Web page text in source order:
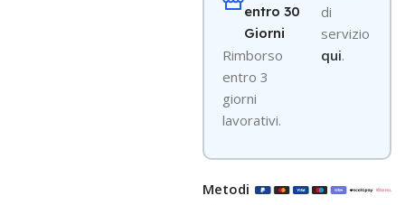
entro 30
Giorni
Rimborso
entro 3
giorni
lavorativi.
di
servizio
qui.
Metodi